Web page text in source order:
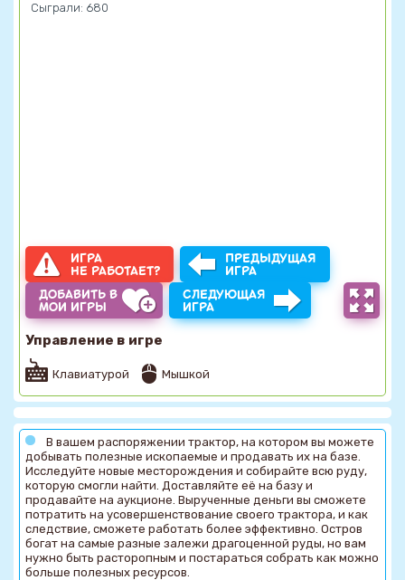
Сыграли: 680
ИГРА
НЕ РАБОТАЕТ?
ПРЕДЫДУЩАЯ
ИГРА
ДОБАВИТЬ В
МОИ ИГРЫ
СЛЕДУЮЩАЯ
ИГРА
Управление в игре
Клавиатурой Мышкой
В вашем распоряжении трактор, на котором вы можете
добывать полезные ископаемые и продавать их на базе.
Исследуйте новые месторождения и собирайте всю руду,
которую смогли найти. Доставляйте её на базу и
продавайте на аукционе. Вырученные деньги вы сможете
потратить на усовершенствование своего трактора, и как
следствие, сможете работать более эффективно. Остров
богат на самые разные залежи драгоценной руды, но вам
нужно быть расторопным и постараться собрать как можно
больше полезных ресурсов.